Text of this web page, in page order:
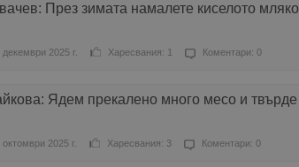
През зимата намалете киселото мляко
2025 г. Харесвания: 1 Коментари: 0
Ядем прекалено много месо и
2025 г. Харесвания: 3 Коментари: 0